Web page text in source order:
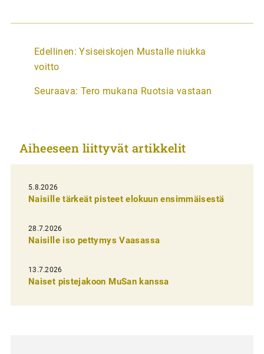
A
r
i
e
i
e
n
s
e
l
Edellinen: Ysiseiskojen Mustalle niukka
voitto
Seuraava: Tero mukana Ruotsia vastaan
Aiheeseen liittyvät artikkelit
5.8.2026
Naisille tärkeät pisteet elokuun ensimmäisestä
28.7.2026
Naisille iso pettymys Vaasassa
13.7.2026
Naiset pistejakoon MuSan kanssa